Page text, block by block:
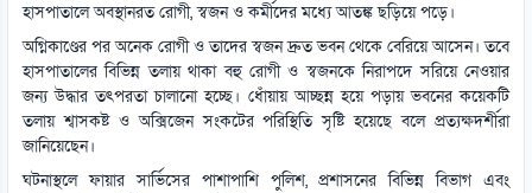
হাসপাতালে অবস্থানরত রোগী, স্বজন ও কর্মীদের মধ্যে আতঙ্ক ছড়িয়ে পড়ে।
অগ্নিকাণ্ডের পর অনেক রোগী ও তাদের স্বজন দ্রুত ভবন থেকে বেরিয়ে আসেন। তবে
হাসপাতালের বিভিন্ন তলায় থাকা বহু রোগী ও স্বজনকে নিরাপদে সরিয়ে নেওয়ার
জন্য উদ্ধার তৎপরতা চালানো হচ্ছে। ধোঁয়ায় আচ্ছন্ন হয়ে পড়ায় ভবনের কয়েকটি
তলায় শ্বাসকষ্ট ও অক্সিজেন সংকটের পরিস্থিতি সৃষ্টি হয়েছে বলে প্রত্যক্ষদর্শীরা
জানিয়েছেন।
ঘটনাস্থলে ফায়ার সার্ভিসের পাশাপাশি পুলিশ, প্রশাসনের বিভিন্ন বিভাগ এবং